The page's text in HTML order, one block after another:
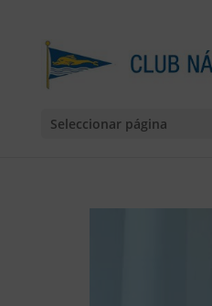
Seleccionar página